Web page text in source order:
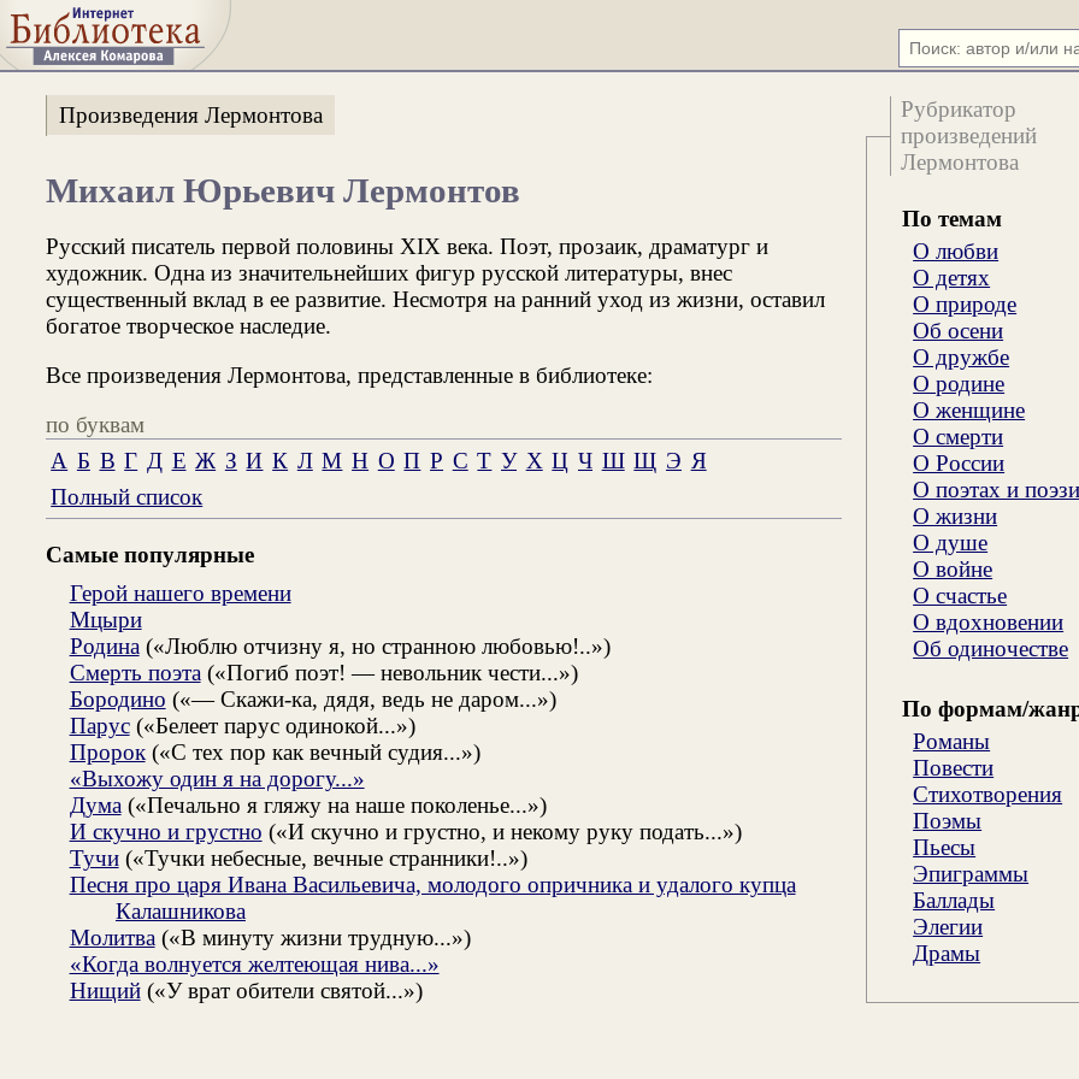
Рубрикатор
произведений
Лермонтова
По темам
О любви
О детях
О природе
Об осени
О дружбе
О родине
О женщине
О смерти
О России
О поэтах и
О жизни
О душе
О войне
О счастье
О вдохновении
Об одиночестве
По формам/
Романы
Повести
Стихотворения
Поэмы
Пьесы
Эпиграммы
Баллады
Элегии
Драмы
Произведения Лермонтова
Михаил Юрьевич Лермонтов
Русский писатель первой половины XIX века. Поэт, прозаик, драматург и
художник. Одна из значительнейших фигур русской литературы, внес
существенный вклад в ее развитие. Несмотря на ранний уход из жизни, оставил
богатое творческое наследие.
Все произведения Лермонтова, представленные в библиотеке:
по буквам
А Б В Г Д Е Ж З И К Л М Н О П Р С Т У Х Ц Ч Ш Щ Э Я
Полный список
Самые популярные
Герой нашего времени
Мцыри
Родина («Люблю отчизну я, но странною любовью!..»)
Смерть поэта («Погиб поэт! — невольник чести...»)
Бородино («— Скажи-ка, дядя, ведь не даром...»)
Парус(«Белеет парус одинокой...»)
Пророк(«С тех пор как вечный судия...»)
«Выхожу один я на дорогу...»
Дума («Печально я гляжу на наше поколенье...»)
И скучно и грустно («И скучно и грустно, и некому руку подать...»)
Тучи(«Тучки небесные, вечные странники!..»)
Песня про царя Ивана Васильевича, молодого опричника и удалого купца
Калашникова
Молитва («В минуту жизни трудную...»)
«Когда волнуется желтеющая нива...»
Нищий(«У врат обители святой...»)